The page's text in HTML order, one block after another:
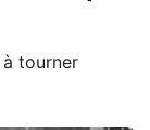
tourner